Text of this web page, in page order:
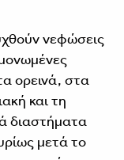
νεφώσεις
ορεινά, στα
και τη
διαστήματα
μετά το